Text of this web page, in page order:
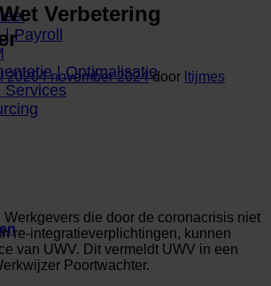
Payroll
| Optimalisatie
Services
Verbetering
20204 november 2024 door ltijmes
Werkgevers die door de coronacrisis niet
re-integratieverplichtingen, kunnen
van UWV. Dit vermeldt UWV in een
Poortwachter.